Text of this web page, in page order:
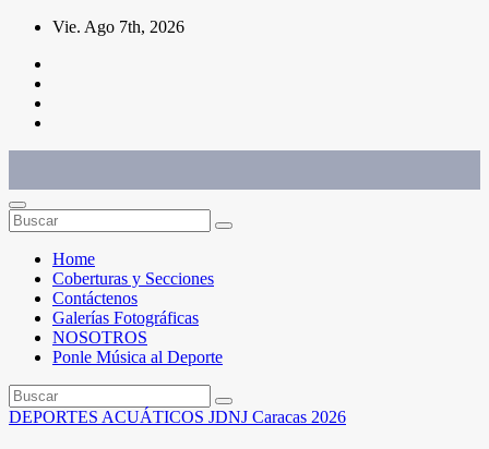
Saltar
contenido
Vie. Ago 7th, 2026
Home
Coberturas y Secciones
Contáctenos
Galerías Fotográficas
NOSOTROS
Ponle Música al Deporte
DEPORTES ACUÁTICOS JDNJ Caracas 2026